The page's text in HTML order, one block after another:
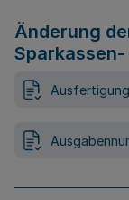
Änderung